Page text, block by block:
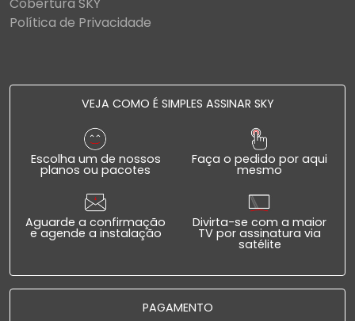
Política de Privacidade
VEJA COMO É SIMPLES ASSINAR SKY
Escolha um de nossos
planos ou pacotes
Faça o pedido por aqui
mesmo
Aguarde a confirmação
e agende a instalação
Divirta-se com a maior
TV por assinatura via
satélite
PAGAMENTO